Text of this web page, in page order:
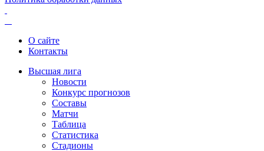
О сайте
Контакты
Высшая лига
Новости
Конкурс прогнозов
Составы
Матчи
Таблица
Статистика
Стадионы